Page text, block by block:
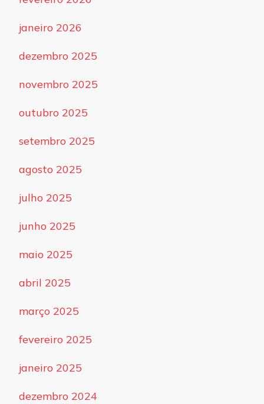
janeiro 2026
dezembro 2025
novembro 2025
outubro 2025
setembro 2025
agosto 2025
julho 2025
junho 2025
maio 2025
abril 2025
março 2025
fevereiro 2025
janeiro 2025
dezembro 2024